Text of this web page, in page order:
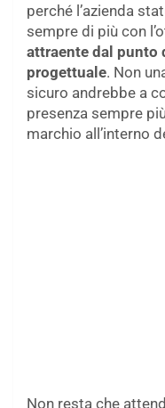
perché l’azienda
sempre di più con
attraente dal punto
progettuale. Non
sicuro andrebbe a
presenza sempre
marchio all’interno
Non resta che